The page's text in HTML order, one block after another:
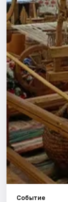
Города
Площадки
Артисты
Рейтинги
Событие